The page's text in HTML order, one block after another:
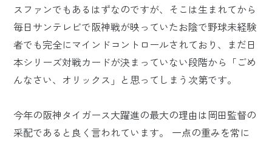
スファンでもあるはずなのですが、そこは生まれてから
毎日サンテレビで阪神戦が映っていたお陰で野球未経験
者でも完全にマインドコントロールされており、まだ日
本シリーズ対戦カードが決まっていない段階から「ごめ
んなさい、オリックス」と思ってしまう次第です。
今年の阪神タイガース大躍進の最大の理由は岡田監督の
采配であると良く言われています。 一点の重みを常に